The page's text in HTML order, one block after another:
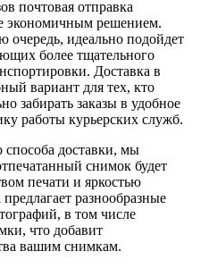
почтовая отправка
экономичным решением.
очередь, идеально подойдет
более тщательного
Доставка в
вариант для тех, кто
забирать заказы в удобное
работы курьерских служб.
доставки, мы
снимок будет
печати и яркостью
разнообразные
в том числе
что добавит
вашим снимкам.